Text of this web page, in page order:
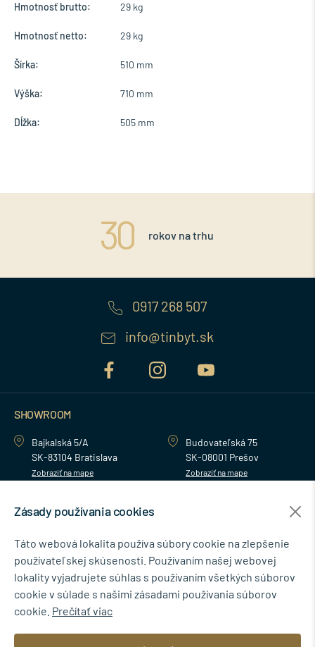
Hmotnosť brutto: 29 kg
Hmotnosť netto: 29 kg
Šírka: 510 mm
Výška: 710 mm
Dĺžka: 505 mm
rokov na trhu
0917 268 507
info@tinbyt.sk
SHOWROOM
Bajkalská 5/A
SK-83104 Bratislava
Zobraziť na mape
Budovateľská 75
SK-08001 Prešov
Zobraziť na mape
NEWSLETTER
Zásady používania cookies
Táto webová lokalita používa súbory cookie na zlepšenie
používateľskej skúsenosti. Používaním našej webovej
lokality vyjadrujete súhlas s používaním všetkých súborov
cookie v súlade s našimi zásadami používania súborov
cookie. Prečítať viac